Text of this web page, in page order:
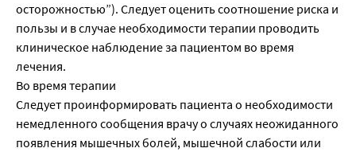
осторожностью”). Следует оценить соотношение риска и
пользы и в случае необходимости терапии проводить
клиническое наблюдение за пациентом во время
лечения.
Во время терапии
Следует проинформировать пациента о необходимости
немедленного сообщения врачу о случаях неожиданного
появления мышечных болей, мышечной слабости или